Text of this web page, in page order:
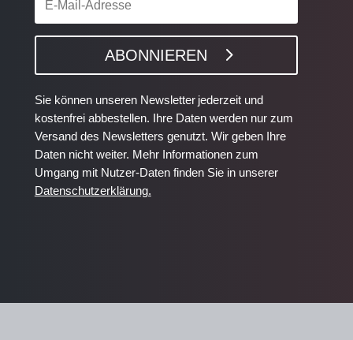
Mail-
ABONNIEREN
Sie können unseren Newsletter jederzeit und
kostenfrei abbestellen. Ihre Daten werden nur zum
Versand des Newsletters genutzt. Wir geben Ihre
Daten nicht weiter. Mehr Informationen zum
Umgang mit Nutzer-Daten finden Sie in unserer
Datenschutzerklärung.